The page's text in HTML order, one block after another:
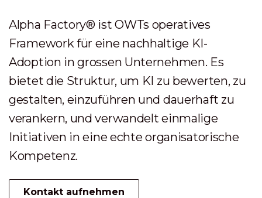
Alpha Factory® ist OWTs operatives
Framework für eine nachhaltige KI-
Adoption in grossen Unternehmen. Es
bietet die Struktur, um KI zu bewerten, zu
gestalten, einzuführen und dauerhaft zu
verankern, und verwandelt einmalige
Initiativen in eine echte organisatorische
Kompetenz.
Kontakt aufnehmen